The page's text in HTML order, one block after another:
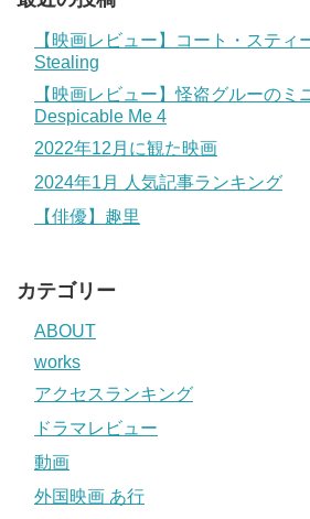
【映画レビュー】コート・スティ
Stealing
【映画レビュー】怪盗グルーのミ
Despicable Me 4
2022年12月に観た映画
2024年1月 人気記事ランキング
【俳優】趣里
カテゴリー
ABOUT
works
アクセスランキング
ドラマレビュー
動画
外国映画 あ行